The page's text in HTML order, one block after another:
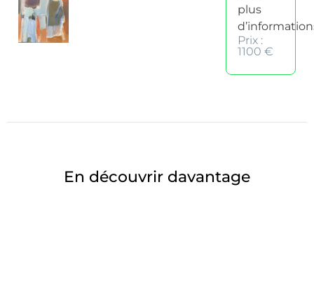
plus
Prix :
1100 €
En découvrir davantage